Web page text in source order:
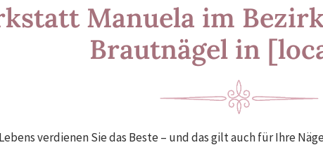
Manuela im
Brautnägel in
verdienen Sie das Beste – und das gilt auch für Ihre